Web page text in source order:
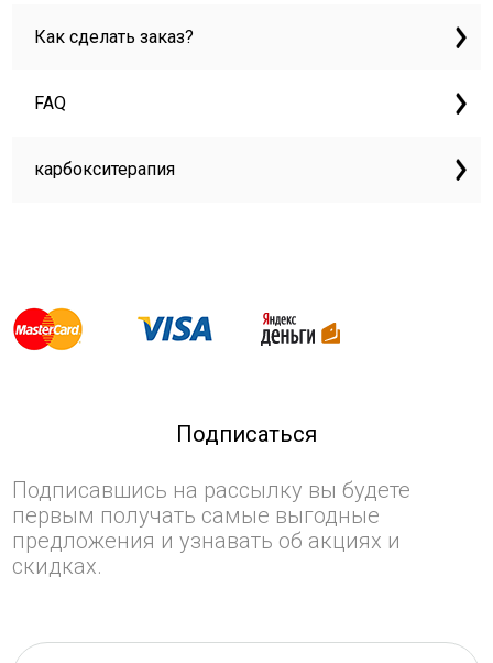
Как сделать заказ?
FAQ
карбокситерапия
Подписаться
Подписавшись на рассылку вы будете
первым получать самые выгодные
предложения и узнавать об акциях и
скидках.